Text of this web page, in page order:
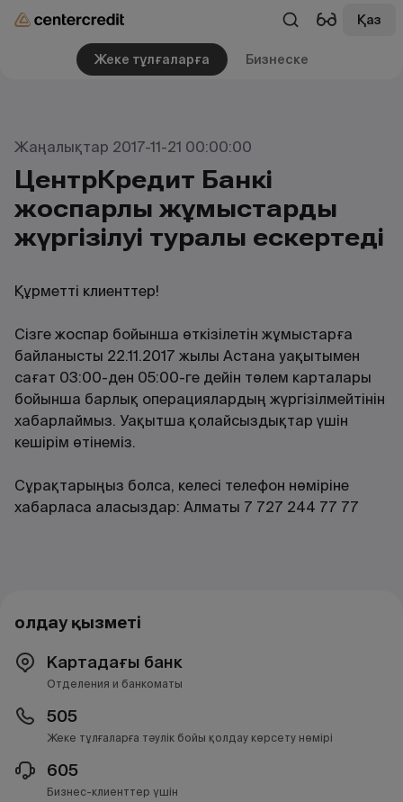
Қаз
Жеке тұлғаларға Бизнеске
Жаңалықтар 2017-11-21 00:00:00
ЦентрКредит Банкі
жоспарлы жұмыстардың
жүргізілуі туралы ескертеді
Құрметті клиенттер!
Сізге жоспар бойынша өткізілетін жұмыстарға
байланысты 22.11.2017 жылы Астана уақытымен
сағат 03:00-ден 05:00-ге дейін төлем карталары
бойынша барлық операциялардың жүргізілмейтінін
хабарлаймыз. Уақытша қолайсыздықтар үшін
кешірім өтінеміз.
Сұрақтарыңыз болса, келесі телефон нөміріне
хабарласа аласыздар: Алматы 7 727 244 77 77
Қолдау қызметі
Картадағы банк
Отделения и банкоматы
505
Жеке тұлғаларға тәулік бойы қолдау көрсету нөмірі
605
Бизнес-клиенттер үшін